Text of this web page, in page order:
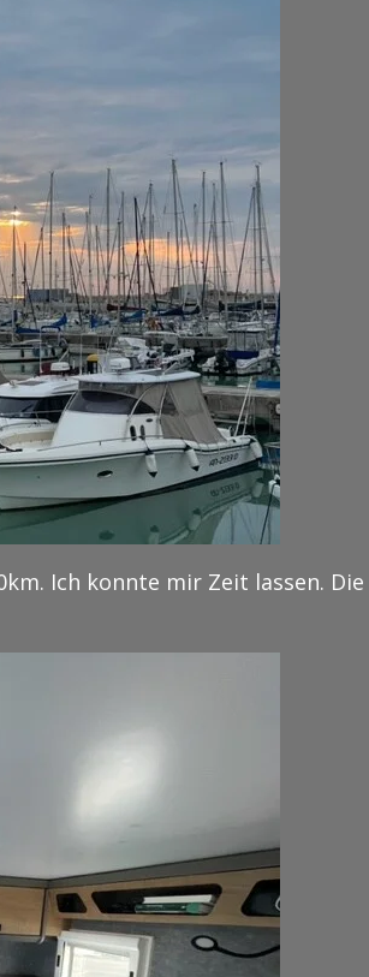
Ich konnte mir Zeit lassen.